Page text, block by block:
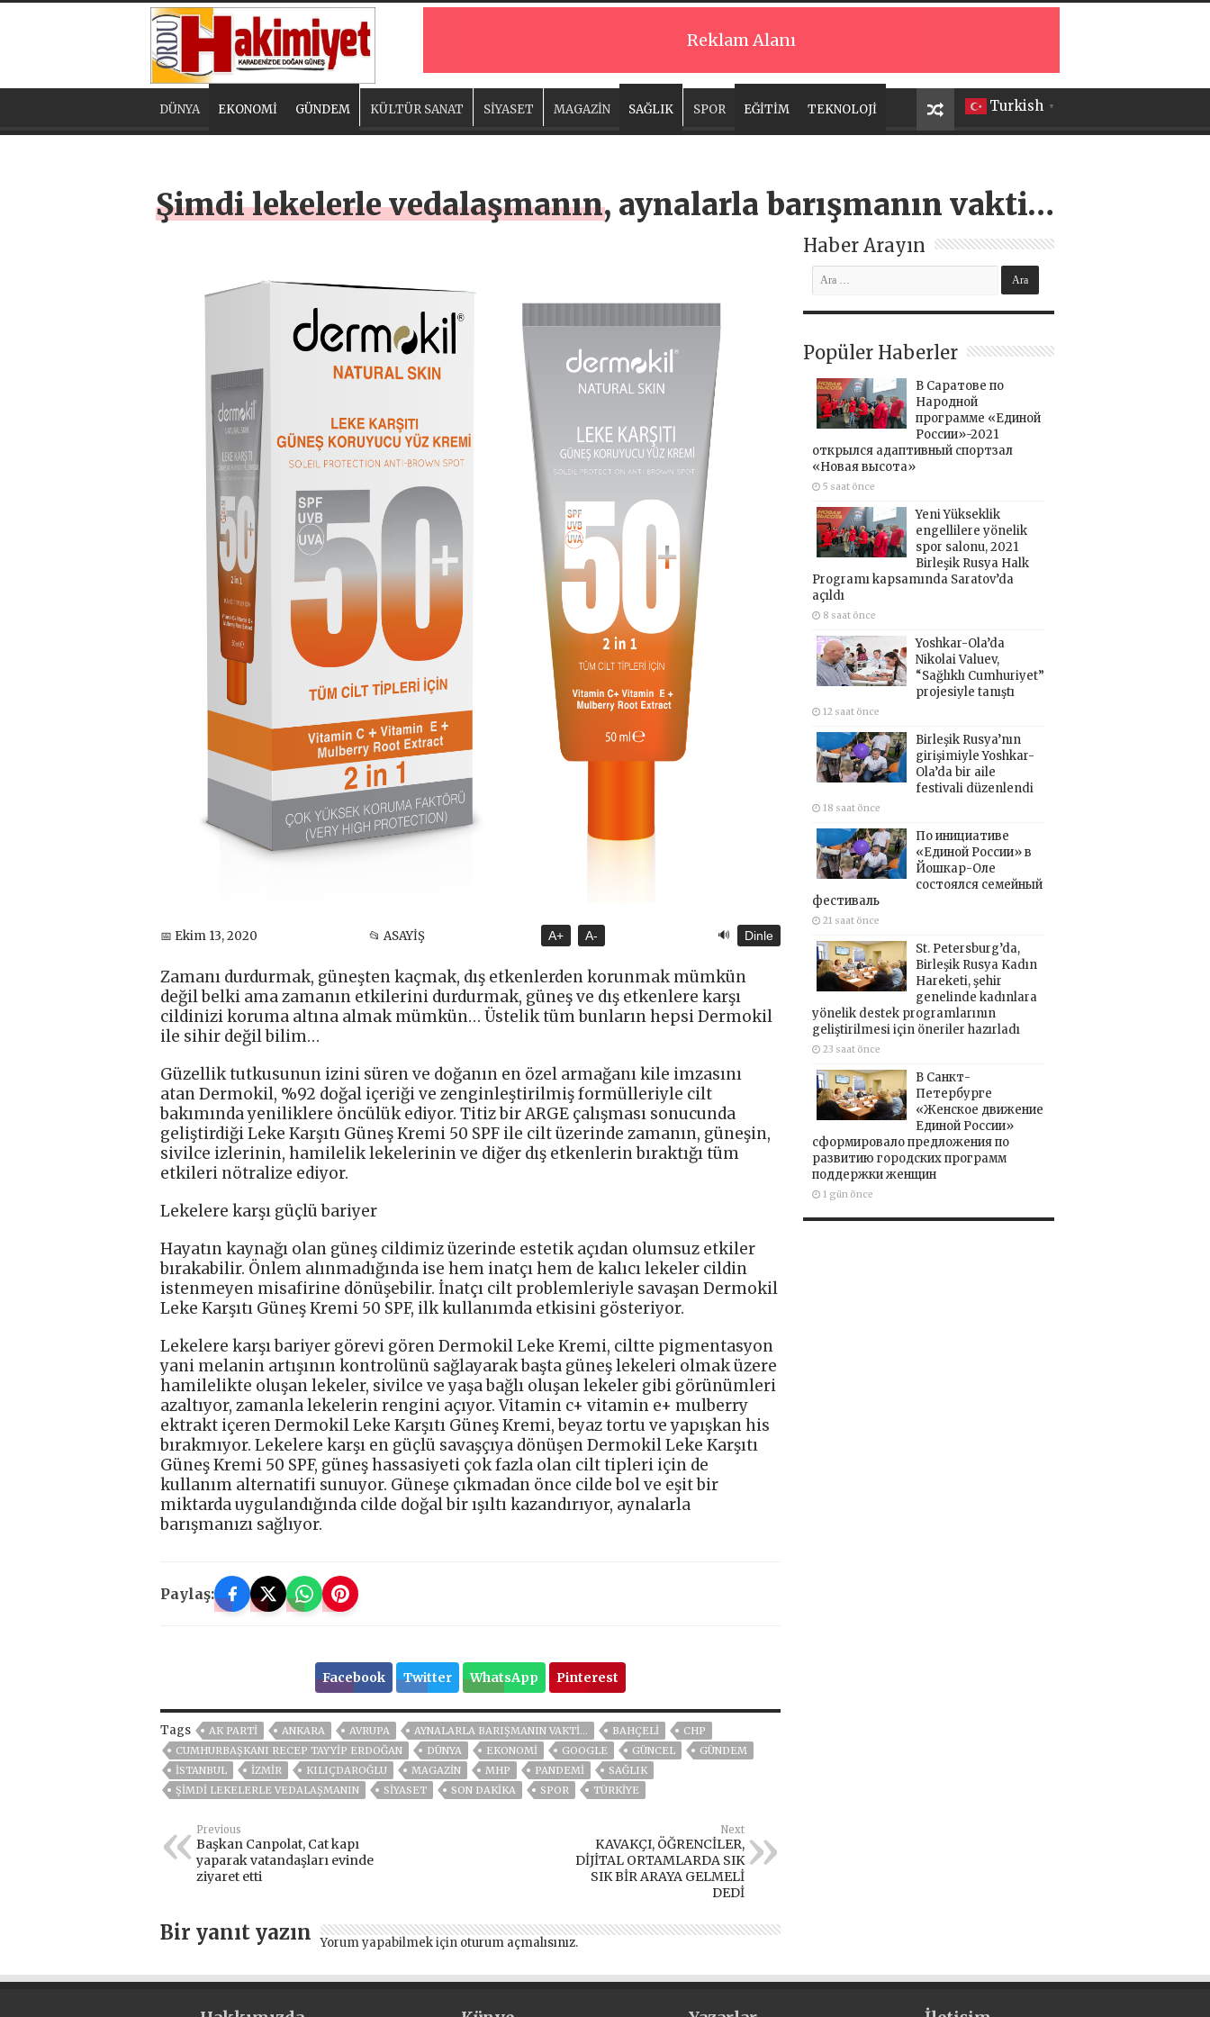
Reklam Alanı
Turkish ▼
DÜNYA EKONOMİ GÜNDEM KÜLTÜR SANAT SİYASET MAGAZİN SAĞLIK SPOR EĞİTİM TEKNOLOJİ
Şimdi lekelerle vedalaşmanın, aynalarla barışmanın vakti…
📅 Ekim 13, 2020 📂 ASAYİŞ A+ A- 🔊 Dinle
Zamanı durdurmak, güneşten kaçmak, dış etkenlerden korunmak mümkün
değil belki ama zamanın etkilerini durdurmak, güneş ve dış etkenlere karşı
cildinizi koruma altına almak mümkün… Üstelik tüm bunların hepsi Dermokil
ile sihir değil bilim…
Güzellik tutkusunun izini süren ve doğanın en özel armağanı kile imzasını
atan Dermokil, %92 doğal içeriği ve zenginleştirilmiş formülleriyle cilt
bakımında yeniliklere öncülük ediyor. Titiz bir ARGE çalışması sonucunda
geliştirdiği Leke Karşıtı Güneş Kremi 50 SPF ile cilt üzerinde zamanın, güneşin,
sivilce izlerinin, hamilelik lekelerinin ve diğer dış etkenlerin bıraktığı tüm
etkileri nötralize ediyor.
Lekelere karşı güçlü bariyer
Hayatın kaynağı olan güneş cildimiz üzerinde estetik açıdan olumsuz etkiler
bırakabilir. Önlem alınmadığında ise hem inatçı hem de kalıcı lekeler cildin
istenmeyen misafirine dönüşebilir. İnatçı cilt problemleriyle savaşan Dermokil
Leke Karşıtı Güneş Kremi 50 SPF, ilk kullanımda etkisini gösteriyor.
Lekelere karşı bariyer görevi gören Dermokil Leke Kremi, ciltte pigmentasyon
yani melanin artışının kontrolünü sağlayarak başta güneş lekeleri olmak üzere
hamilelikte oluşan lekeler, sivilce ve yaşa bağlı oluşan lekeler gibi görünümleri
azaltıyor, zamanla lekelerin rengini açıyor. Vitamin c+ vitamin e+ mulberry
ektrakt içeren Dermokil Leke Karşıtı Güneş Kremi, beyaz tortu ve yapışkan his
bırakmıyor. Lekelere karşı en güçlü savaşçıya dönüşen Dermokil Leke Karşıtı
Güneş Kremi 50 SPF, güneş hassasiyeti çok fazla olan cilt tipleri için de
kullanım alternatifi sunuyor. Güneşe çıkmadan önce cilde bol ve eşit bir
miktarda uygulandığında cilde doğal bir ışıltı kazandırıyor, aynalarla
barışmanızı sağlıyor.
Paylaş:
Facebook Twitter WhatsApp Pinterest
Tags AK PARTİ ANKARA AVRUPA AYNALARLA BARIŞMANIN VAKTI… BAHÇELİ
CHP
CUMHURBAŞKANI RECEP TAYYIP ERDOĞAN
DÜNYA EKONOMİ GOOGLE GÜNCEL
GÜNDEM
ISTANBUL
İZMIR KILIÇDAROĞLU MAGAZİN MHP PANDEMİ
SAĞLIK
ŞIMDI LEKELERLE VEDALAŞMANIN
SİYASET SON DAKIKA SPOR TÜRKİYE
Previous
Başkan Canpolat, Cat kapı
yaparak vatandaşları evinde
ziyaret etti
Next
KAVAKÇI, ÖĞRENCİLER,
DİJİTAL ORTAMLARDA SIK
SIK BİR ARAYA GELMELİ
DEDİ
Bir yanıt yazın Yorum yapabilmek için oturum açmalısınız.
Haber Arayın
Popüler Haberler
В Саратове по
Народной
программе «Единой
России»-2021
открылся адаптивный спортзал
«Новая высота»
5 saat önce
Yeni Yükseklik
engellilere yönelik
spor salonu, 2021
Birleşik Rusya Halk
Programı kapsamında Saratov’da
açıldı
8 saat önce
Yoshkar-Ola’da
Nikolai Valuev,
“Sağlıklı Cumhuriyet”
projesiyle tanıştı
12 saat önce
Birleşik Rusya’nın
girişimiyle Yoshkar-
Ola’da bir aile
festivali düzenlendi
18 saat önce
По инициативе
«Единой России» в
Йошкар-Оле
состоялся семейный
фестиваль
21 saat önce
St. Petersburg’da,
Birleşik Rusya Kadın
Hareketi, şehir
genelinde kadınlara
yönelik destek programlarının
geliştirilmesi için öneriler hazırladı
23 saat önce
В Санкт-
Петербурге
«Женское движение
Единой России»
сформировало предложения по
развитию городских программ
поддержки женщин
1 gün önce